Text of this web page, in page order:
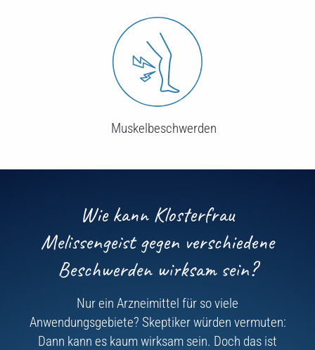
Muskelbeschwerden
Wie kann Klosterfrau
Melissengeist gegen verschiedene
Beschwerden wirksam sein?
Nur ein Arzneimittel für so viele
Anwendungsgebiete? Skeptiker würden vermuten:
Dann kann es kaum wirksam sein. Doch das ist